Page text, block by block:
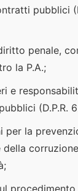
pubblici
penale,
la P.A.;
e
(D.P.R.
per la
della